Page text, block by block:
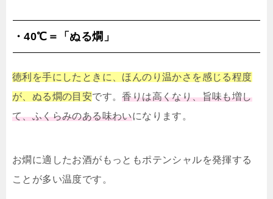
・40℃＝「ぬる燗」
徳利を手にしたときに、ほんのり温かさを感じる程度
が、ぬる燗の目安です。香りは高くなり、旨味も増し
て、ふくらみのある味わいになります。
お燗に適したお酒がもっともポテンシャルを発揮する
ことが多い温度です。